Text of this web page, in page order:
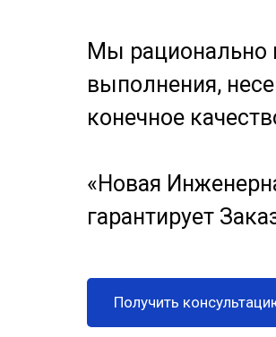
Получить
Мы рационально
выполнения,
конечное
«Новая
гарантирует